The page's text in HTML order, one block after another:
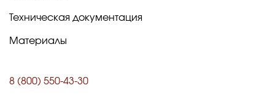
Техническая документация
Материалы
8 (800) 550-43-30